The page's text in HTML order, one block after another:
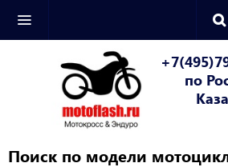
по
Поиск по модели